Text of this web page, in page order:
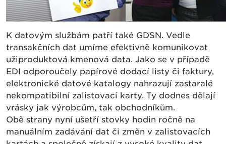
K datovým službám patří také GDSN. Vedle
transakčních dat umíme efektivně komunikovat
užiproduktová kmenová data. Jako se v případě
EDI odporoučely papírové dodací listy či faktury,
elektronické datové katalogy nahrazují zastaralé
nekompatibilní zalistovací karty. Ty dodnes dělají
vrásky jak výrobcům, tak obchodníkům.
Obě strany nyní ušetří stovky hodin ročně na
manuálním zadávání dat či změn v zalistovacích